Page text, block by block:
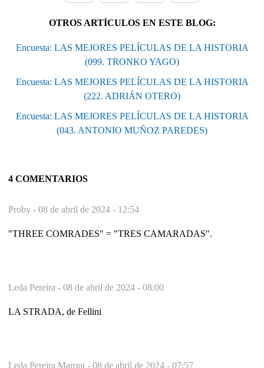
OTROS ARTÍCULOS EN ESTE BLOG:
Encuesta: LAS MEJORES PELÍCULAS DE LA HISTORIA
(099. TRONKO YAGO)
Encuesta: LAS MEJORES PELÍCULAS DE LA HISTORIA
(222. ADRIÁN OTERO)
Encuesta: LAS MEJORES PELÍCULAS DE LA HISTORIA
(043. ANTONIO MUÑOZ PAREDES)
4 COMENTARIOS
Proby - 08 de abril de 2024 - 12:54
"THREE COMRADES" = "TRES CAMARADAS".
Leda Pereira - 08 de abril de 2024 - 08:00
LA STRADA, de Fellini
Leda Pereira Maroni - 08 de abril de 2024 - 07:57